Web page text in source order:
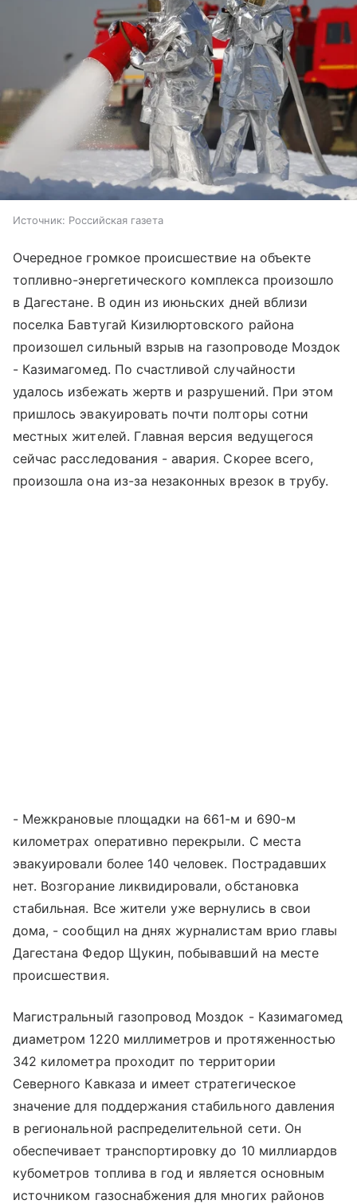
Источник: Российская газета
Очередное громкое происшествие на объекте
топливно-энергетического комплекса произошло
в Дагестане. В один из июньских дней вблизи
поселка Бавтугай Кизилюртовского района
произошел сильный взрыв на газопроводе Моздок
- Казимагомед. По счастливой случайности
удалось избежать жертв и разрушений. При этом
пришлось эвакуировать почти полторы сотни
местных жителей. Главная версия ведущегося
сейчас расследования - авария. Скорее всего,
произошла она из-за незаконных врезок в трубу.
- Межкрановые площадки на 661-м и 690-м
километрах оперативно перекрыли. С места
эвакуировали более 140 человек. Пострадавших
нет. Возгорание ликвидировали, обстановка
стабильная. Все жители уже вернулись в свои
дома, - сообщил на днях журналистам врио главы
Дагестана Федор Щукин, побывавший на месте
происшествия.
Магистральный газопровод Моздок - Казимагомед
диаметром 1220 миллиметров и протяженностью
342 километра проходит по территории
Северного Кавказа и имеет стратегическое
значение для поддержания стабильного давления
в региональной распределительной сети. Он
обеспечивает транспортировку до 10 миллиардов
кубометров топлива в год и является основным
источником газоснабжения для многих районов